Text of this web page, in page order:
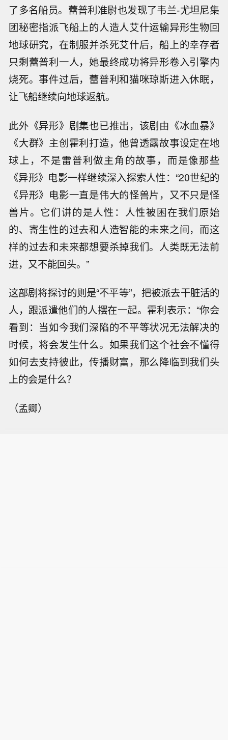
了多名船员。蕾普利准尉也发现了韦兰-尤坦尼集
团秘密指派飞船上的人造人艾什运输异形生物回
地球研究，在制服并杀死艾什后，船上的幸存者
只剩蕾普利一人，她最终成功将异形卷入引擎内
烧死。事件过后，蕾普利和猫咪琼斯进入休眠，
让飞船继续向地球返航。
此外《异形》剧集也已推出，该剧由《冰血暴》
《大群》主创霍利打造，他曾透露故事设定在地
球上，不是雷普利做主角的故事，而是像那些
《异形》电影一样继续深入探索人性：“20世纪的
《异形》电影一直是伟大的怪兽片，又不只是怪
兽片。它们讲的是人性：人性被困在我们原始
的、寄生性的过去和人造智能的未来之间，而这
样的过去和未来都想要杀掉我们。人类既无法前
进，又不能回头。”
这部剧将探讨的则是“不平等”，把被派去干脏活的
人，跟派遣他们的人摆在一起。霍利表示：“你会
看到：当如今我们深陷的不平等状况无法解决的
时候，将会发生什么。如果我们这个社会不懂得
如何去支持彼此，传播财富，那么降临到我们头
上的会是什么？
（孟卿）